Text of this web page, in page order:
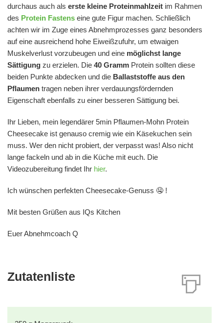
durchaus auch als erste kleine Proteinmahlzeit im Rahmen
des Protein Fastens eine gute Figur machen. Schließlich
achten wir im Zuge eines Abnehmprozesses ganz besonders
auf eine ausreichend hohe Eiweißzufuhr, um etwaigen
Muskelverlust vorzubeugen und eine möglichst lange
Sättigung zu erzielen. Die 40 Gramm Protein sollten diese
beiden Punkte abdecken und die Ballaststoffe aus den
Pflaumen tragen neben ihrer verdauungsfördernden
Eigenschaft ebenfalls zu einer besseren Sättigung bei.
Ihr Lieben, mein legendärer 5min Pflaumen-Mohn Protein
Cheesecake ist genauso cremig wie ein Käsekuchen sein
muss. Wer den nicht probiert, der verpasst was! Also nicht
lange fackeln und ab in die Küche mit euch. Die
Videozubereitung findet Ihr hier.
Ich wünschen perfekten Cheesecake-Genuss 🤤 !
Mit besten Grüßen aus IQs Kitchen
Euer Abnehmcoach Q
Zutatenliste